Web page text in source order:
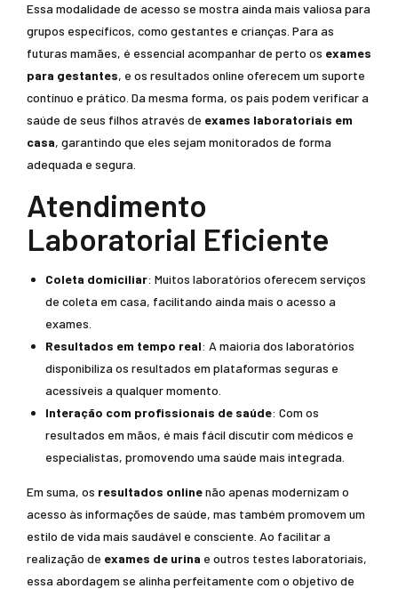
Essa modalidade de acesso se mostra ainda mais valiosa para
grupos específicos, como gestantes e crianças. Para as
futuras mamães, é essencial acompanhar de perto os exames
para gestantes, e os resultados online oferecem um suporte
contínuo e prático. Da mesma forma, os pais podem verificar a
saúde de seus filhos através de exames laboratoriais em
casa, garantindo que eles sejam monitorados de forma
adequada e segura.
Atendimento
Laboratorial Eficiente
Coleta domiciliar: Muitos laboratórios oferecem serviços
de coleta em casa, facilitando ainda mais o acesso a
exames.
Resultados em tempo real: A maioria dos laboratórios
disponibiliza os resultados em plataformas seguras e
acessíveis a qualquer momento.
Interação com profissionais de saúde: Com os
resultados em mãos, é mais fácil discutir com médicos e
especialistas, promovendo uma saúde mais integrada.
Em suma, os resultados onlinenão apenas modernizam o
acesso às informações de saúde, mas também promovem um
estilo de vida mais saudável e consciente. Ao facilitar a
realização de exames de urina e outros testes laboratoriais,
essa abordagem se alinha perfeitamente com o objetivo de